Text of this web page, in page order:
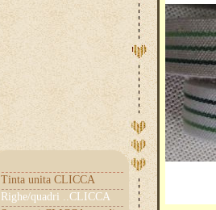
Tinta unita CLICCA
Righe/quadri ..CLICCA